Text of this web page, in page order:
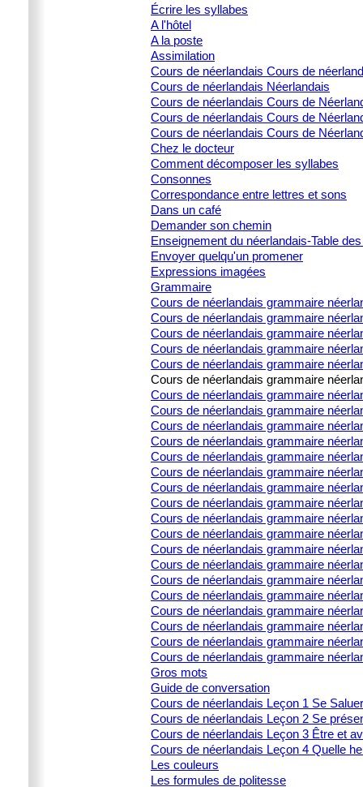
Écrire les syllabes
A l'hôtel
A la poste
Assimilation
Cours de néerlandais Cours de
Cours de néerlandais Néerlandais
Cours de néerlandais Cours de
Cours de néerlandais Cours de
Cours de néerlandais Cours de
Chez le docteur
Comment décomposer les syllabes
Consonnes
Correspondance entre lettres et sons
Dans un café
Demander son chemin
Enseignement du néerlandais-Table
Envoyer quelqu'un promener
Expressions imagées
Grammaire
Cours de néerlandais grammaire
Cours de néerlandais grammaire
Cours de néerlandais grammaire
Cours de néerlandais grammaire
Cours de néerlandais grammaire
Cours de néerlandais grammaire
Cours de néerlandais grammaire
Cours de néerlandais grammaire
Cours de néerlandais grammaire
Cours de néerlandais grammaire
Cours de néerlandais grammaire
Cours de néerlandais grammaire
Cours de néerlandais grammaire
Cours de néerlandais grammaire
Cours de néerlandais grammaire
Cours de néerlandais grammaire
Cours de néerlandais grammaire
Cours de néerlandais grammaire
Cours de néerlandais grammaire
Cours de néerlandais grammaire
Cours de néerlandais grammaire
Cours de néerlandais grammaire
Cours de néerlandais grammaire
Cours de néerlandais grammaire
Gros mots
Guide de conversation
Cours de néerlandais Leçon 1 Se Saluer
Cours de néerlandais Leçon 2 Se
Cours de néerlandais Leçon 3 Être et
Cours de néerlandais Leçon 4 Quelle
Les couleurs
Les formules de politesse